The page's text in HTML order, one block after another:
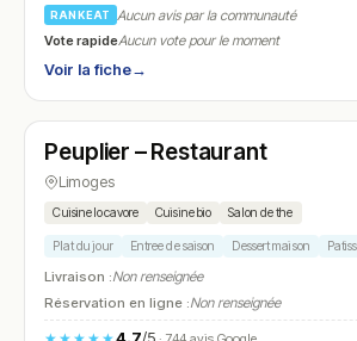
RANKEAT
Aucun avis par la communauté
Vote rapideAucun vote pour le moment
Voir la fiche→
N° 12
Peuplier – Restaurant
Limoges
Cuisine locavore Cuisine bio Salon de the
Plat du jour Entree de saison Dessert maison
Livraison :Non renseignée
Réservation en ligne :Non renseignée
★★★★★